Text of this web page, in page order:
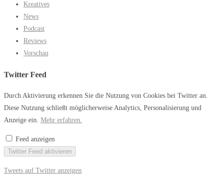
Kreatives
News
Podcast
Reviews
Vorschau
Twitter Feed
Durch Aktivierung erkennen Sie die Nutzung von Cookies bei Twitter an.
Diese Nutzung schließt möglicherweise Analytics, Personalisierung und
Anzeige ein. Mehr erfahren.
Feed anzeigen
Twitter Feed aktivieren
Tweets auf Twitter anzeigen